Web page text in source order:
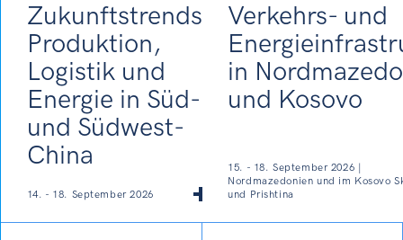
Zukunftstrends
Produktion,
Logistik und
Energie in Süd-
und Südwest-
China
14. - 18. September 2026
Verkehrs- und
in
und Kosovo
15. - 18. September 2026 |
Nordmazedonien und im Kosovo
und Prishtina